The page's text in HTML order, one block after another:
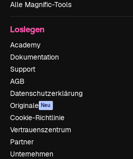
Alle Magnific-Tools
Loslegen
Academy
Dokumentation
Support
AGB
Datenschutzerklärung
Originale Neu
Cookie-Richtlinie
Vertrauenszentrum
Partner
Unternehmen